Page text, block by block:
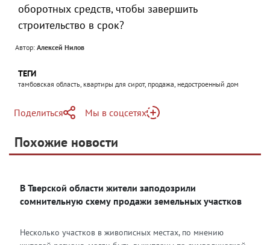
оборотных средств, чтобы завершить
строительство в срок?
Автор: Алексей Нилов
ТЕГИ
тамбовская область, квартиры для сирот, продажа, недостроенный дом
Поделиться
Telegram
Одноклассники
Мы в соцсетях
Яндекс Дзен
Похожие новости
В Тверской области жители заподозрили
сомнительную схему продажи земельных участков
Несколько участков в живописных местах, по мнению